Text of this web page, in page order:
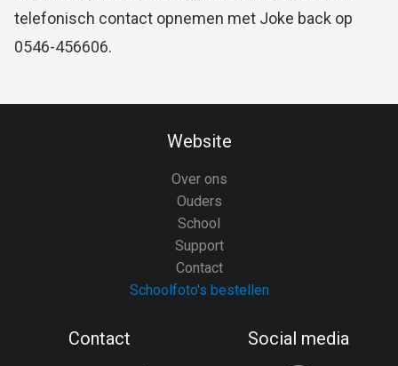
telefonisch contact opnemen met Joke back op
0546-456606.
Website
Over ons
Ouders
School
Support
Contact
Schoolfoto's bestellen
Contact Social media